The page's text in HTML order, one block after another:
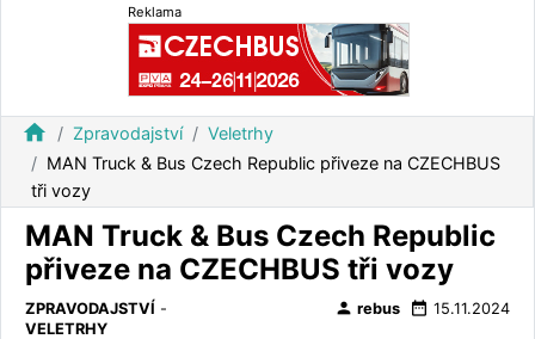
Reklama
home Zpravodajství
Veletrhy
MAN Truck & Bus Czech Republic přiveze na CZECHBUS
tři vozy
MAN Truck & Bus Czech Republic
přiveze na CZECHBUS tři vozy
ZPRAVODAJSTVÍ -
VELETRHY
person rebus date_range 15.11.2024